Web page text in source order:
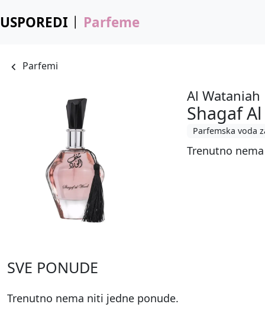
USPOREDI Parfeme
Parfemi
Al Wataniah
Shagaf
Parfemska voda
Trenutno
SVE PONUDE
Trenutno nema niti jedne ponude.